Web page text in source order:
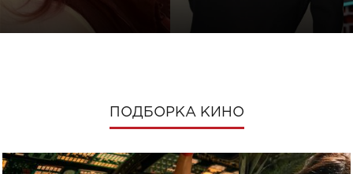
ПОДБОРКА КИНО